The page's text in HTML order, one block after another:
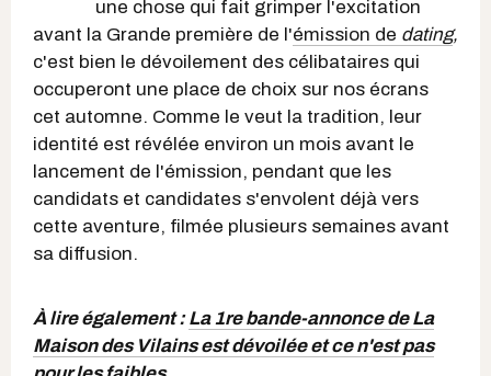
une chose qui fait grimper l'excitation
avant la Grande première de l'émission de dating,
c'est bien le dévoilement des célibataires qui
occuperont une place de choix sur nos écrans
cet automne. Comme le veut la tradition, leur
identité est révélée environ un mois avant le
lancement de l'émission, pendant que les
candidats et candidates s'envolent déjà vers
cette aventure, filmée plusieurs semaines avant
sa diffusion.
À lire également :La 1re bande-annonce de La
Maison des Vilains est dévoilée et ce n'est pas